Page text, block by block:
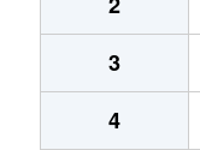
3
4